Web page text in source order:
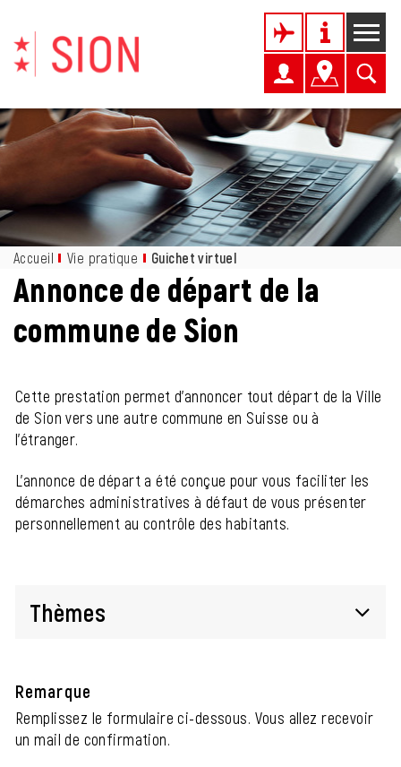
Kopfzeile
Inhalt
Accueil Vie pratique Guichet virtuel
Annonce de départ de la
commune de Sion
Cette prestation permet d'annoncer tout départ de la Ville
de Sion vers une autre commune en Suisse ou à
l'étranger.
L'annonce de départ a été conçue pour vous faciliter les
démarches administratives à défaut de vous présenter
personnellement au contrôle des habitants.
Objets associés
Thèmes
Remarque
Remplissez le formulaire ci-dessous. Vous allez recevoir
un mail de confirmation.